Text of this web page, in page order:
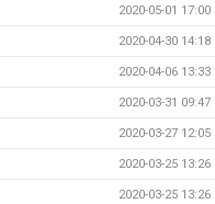
2020-05-01 17:00
2020-04-30 14:18
2020-04-06 13:33
2020-03-31 09:47
2020-03-27 12:05
2020-03-25 13:26
2020-03-25 13:26